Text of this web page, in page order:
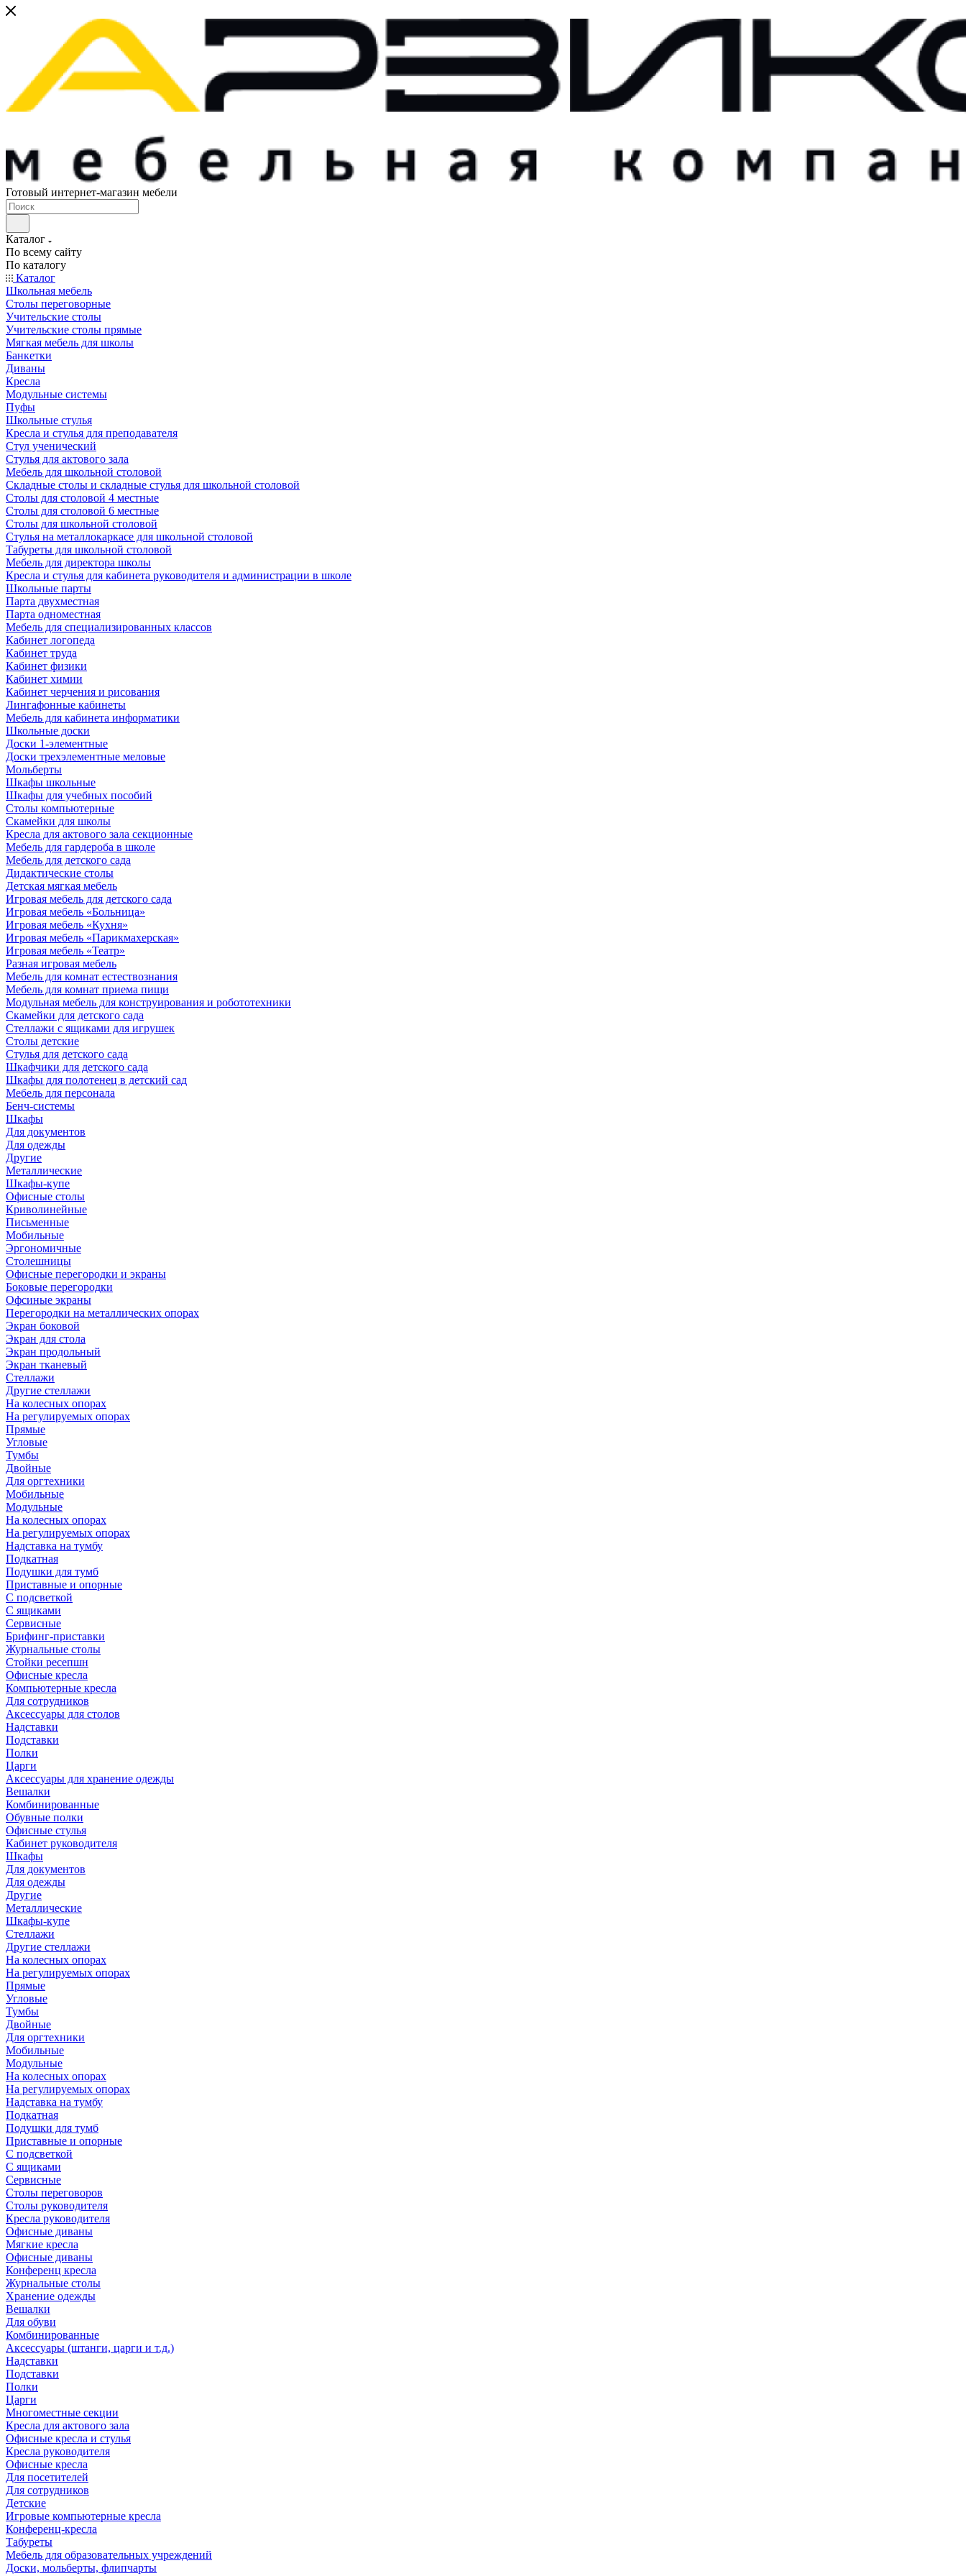
Готовый интернет-магазин мебели
Каталог
По всему сайту
По каталогу
Каталог
Школьная мебель
Столы переговорные
Учительские столы
Учительские столы прямые
Мягкая мебель для школы
Банкетки
Диваны
Кресла
Модульные системы
Пуфы
Школьные стулья
Кресла и стулья для преподавателя
Стул ученический
Стулья для актового зала
Мебель для школьной столовой
Складные столы и складные стулья для школьной столовой
Столы для столовой 4 местные
Столы для столовой 6 местные
Столы для школьной столовой
Стулья на металлокаркасе для школьной столовой
Табуреты для школьной столовой
Мебель для директора школы
Кресла и стулья для кабинета руководителя и администрации в школе
Школьные парты
Парта двухместная
Парта одноместная
Мебель для специализированных классов
Кабинет логопеда
Кабинет труда
Кабинет физики
Кабинет химии
Кабинет черчения и рисования
Лингафонные кабинеты
Мебель для кабинета информатики
Школьные доски
Доски 1-элементные
Доски трехэлементные меловые
Мольберты
Шкафы школьные
Шкафы для учебных пособий
Столы компьютерные
Скамейки для школы
Кресла для актового зала секционные
Мебель для гардероба в школе
Мебель для детского сада
Дидактические столы
Детская мягкая мебель
Игровая мебель для детского сада
Игровая мебель «Больница»
Игровая мебель «Кухня»
Игровая мебель «Парикмахерская»
Игровая мебель «Театр»
Разная игровая мебель
Мебель для комнат естествознания
Мебель для комнат приема пищи
Модульная мебель для конструирования и робототехники
Скамейки для детского сада
Стеллажи с ящиками для игрушек
Столы детские
Стулья для детского сада
Шкафчики для детского сада
Шкафы для полотенец в детский сад
Мебель для персонала
Бенч-системы
Шкафы
Для документов
Для одежды
Другие
Металлические
Шкафы-купе
Офисные столы
Криволинейные
Письменные
Мобильные
Эргономичные
Столешницы
Офисные перегородки и экраны
Боковые перегородки
Офсиные экраны
Перегородки на металлических опорах
Экран боковой
Экран для стола
Экран продольный
Экран тканевый
Стеллажи
Другие стеллажи
На колесных опорах
На регулируемых опорах
Прямые
Угловые
Тумбы
Двойные
Для оргтехники
Мобильные
Модульные
На колесных опорах
На регулируемых опорах
Надставка на тумбу
Подкатная
Подушки для тумб
Приставные и опорные
С подсветкой
С ящиками
Сервисные
Брифинг-приставки
Журнальные столы
Стойки ресепшн
Офисные кресла
Компьютерные кресла
Для сотрудников
Аксессуары для столов
Надставки
Подставки
Полки
Царги
Аксессуары для хранение одежды
Вешалки
Комбинированные
Обувные полки
Офисные стулья
Кабинет руководителя
Шкафы
Для документов
Для одежды
Другие
Металлические
Шкафы-купе
Стеллажи
Другие стеллажи
На колесных опорах
На регулируемых опорах
Прямые
Угловые
Тумбы
Двойные
Для оргтехники
Мобильные
Модульные
На колесных опорах
На регулируемых опорах
Надставка на тумбу
Подкатная
Подушки для тумб
Приставные и опорные
С подсветкой
С ящиками
Сервисные
Столы переговоров
Столы руководителя
Кресла руководителя
Офисные диваны
Мягкие кресла
Офисные диваны
Конференц кресла
Журнальные столы
Хранение одежды
Вешалки
Для обуви
Комбинированные
Аксессуары (штанги, царги и т.д.)
Надставки
Подставки
Полки
Царги
Многоместные секции
Кресла для актового зала
Офисные кресла и стулья
Кресла руководителя
Офисные кресла
Для посетителей
Для сотрудников
Детские
Игровые компьютерные кресла
Конференц-кресла
Табуреты
Мебель для образовательных учреждений
Доски, мольберты, флипчарты